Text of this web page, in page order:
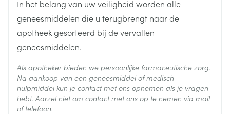
In het belang van uw veiligheid worden alle
geneesmiddelen die u terugbrengt naar de
apotheek gesorteerd bij de vervallen
geneesmiddelen.
Als apotheker bieden we persoonlijke farmaceutische zorg.
Na aankoop van een geneesmiddel of medisch
hulpmiddel kun je contact met ons opnemen als je vragen
hebt. Aarzel niet om contact met ons op te nemen via mail
of telefoon.